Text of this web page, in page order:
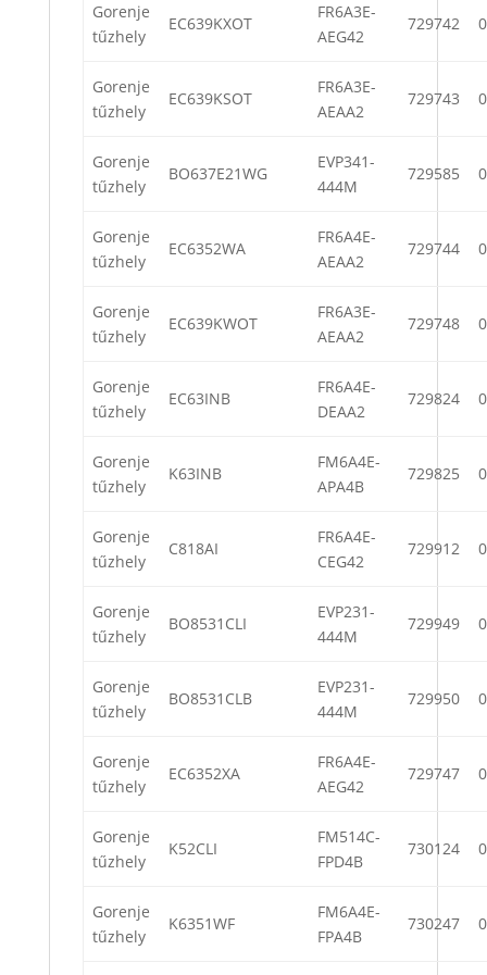
Gorenje
tűzhely
EC639KXOT
FR6A3E-
AEG42
729742
Gorenje
tűzhely
EC639KSOT
FR6A3E-
AEAA2
729743
Gorenje
tűzhely
BO637E21WG
EVP341-
444M
729585
Gorenje
tűzhely
EC6352WA
FR6A4E-
AEAA2
729744
Gorenje
tűzhely
EC639KWOT
FR6A3E-
AEAA2
729748
Gorenje
tűzhely
EC63INB
FR6A4E-
DEAA2
729824
Gorenje
tűzhely
K63INB
FM6A4E-
APA4B
729825
Gorenje
tűzhely
C818AI
FR6A4E-
CEG42
729912
Gorenje
tűzhely
BO8531CLI
EVP231-
444M
729949
Gorenje
tűzhely
BO8531CLB
EVP231-
444M
729950
Gorenje
tűzhely
EC6352XA
FR6A4E-
AEG42
729747
Gorenje
tűzhely
K52CLI
FM514C-
FPD4B
730124
Gorenje
tűzhely
K6351WF
FM6A4E-
FPA4B
730247